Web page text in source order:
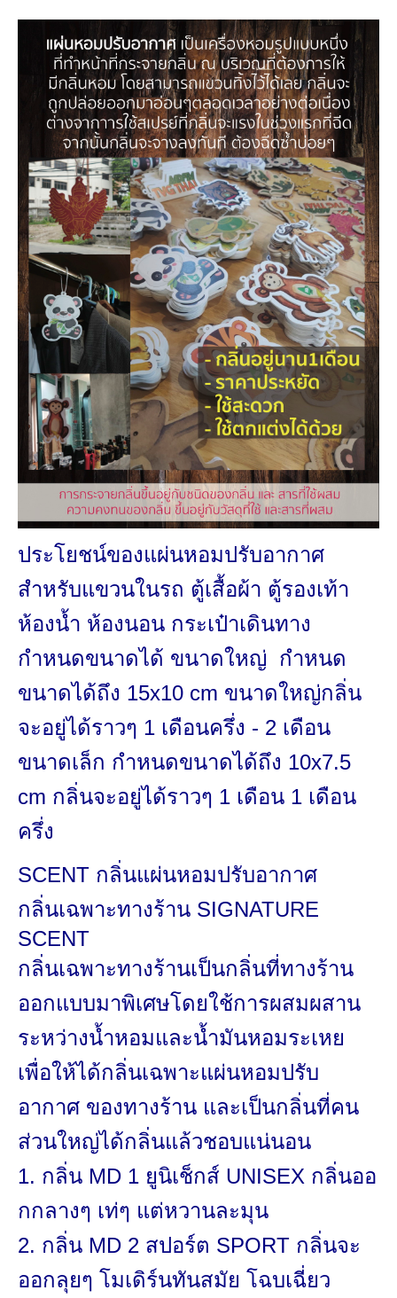
ประโยชน์ของแผ่นหอมปรับอากาศ
สำหรับแขวนในรถ ตู้เสื้อผ้า ตู้รองเท้า
ห้องน้ำ ห้องนอน กระเป๋าเดินทาง
กำหนดขนาดได้ ขนาดใหญ่ กำหนด
ขนาดได้ถึง 15x10 cm ขนาดใหญ่กลิ่น
จะอยู่ได้ราวๆ 1 เดือนครึ่ง - 2 เดือน
ขนาดเล็ก กำหนดขนาดได้ถึง 10x7.5
cm กลิ่นจะอยู่ได้ราวๆ 1 เดือน 1 เดือน
ครึ่ง
SCENT กลิ่นแผ่นหอมปรับอากาศ
กลิ่นเฉพาะทางร้าน SIGNATURE
SCENT
กลิ่นเฉพาะทางร้านเป็นกลิ่นที่ทางร้าน
ออกแบบมาพิเศษโดยใช้การผสมผสาน
ระหว่างน้ำหอมและน้ำมันหอมระเหย
เพื่อให้ได้กลิ่นเฉพาะแผ่นหอมปรับ
อากาศ ของทางร้าน และเป็นกลิ่นที่คน
ส่วนใหญ่ได้กลิ่นแล้วชอบแน่นอน
1. กลิ่น MD 1 ยูนิเช็กส์ UNISEX กลิ่นออ
กกลางๆ เท่ๆ แต่หวานละมุน
2. กลิ่น MD 2 สปอร์ต SPORT กลิ่นจะ
ออกลุยๆ โมเดิร์นทันสมัย โฉบเฉี่ยว